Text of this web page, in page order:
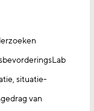
situatie-
van